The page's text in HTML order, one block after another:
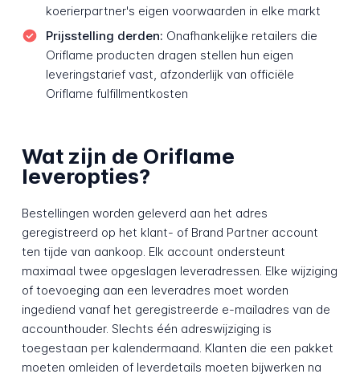
koerierpartner's eigen voorwaarden in elke markt
Prijsstelling derden: Onafhankelijke retailers die
Oriflame producten dragen stellen hun eigen
leveringstarief vast, afzonderlijk van officiële
Oriflame fulfillmentkosten
Wat zijn de Oriflame
leveropties?
Bestellingen worden geleverd aan het adres
geregistreerd op het klant- of Brand Partner account
ten tijde van aankoop. Elk account ondersteunt
maximaal twee opgeslagen leveradressen. Elke wijziging
of toevoeging aan een leveradres moet worden
ingediend vanaf het geregistreerde e-mailadres van de
accounthouder. Slechts één adreswijziging is
toegestaan per kalendermaand. Klanten die een pakket
moeten omleiden of leverdetails moeten bijwerken na